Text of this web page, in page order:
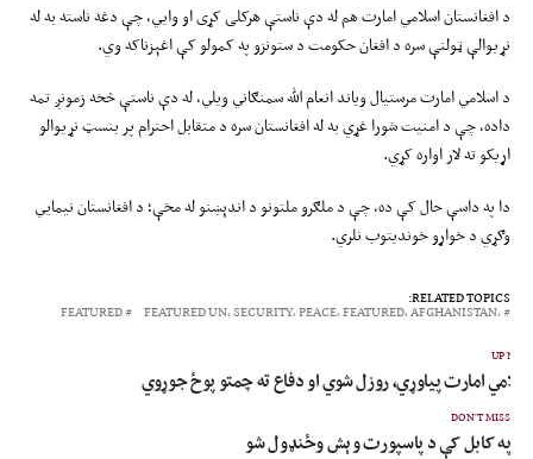
د افغانستان اسلامي امارت هم له دې ناستې هرکلی کړی او وایي، چې دغه ناسته به له
نړیوالې ټولنې سره د افغان حکومت د ستونزو په کمولو کې اغېزناکه وي.
د اسلامي امارت مرستیال ویاند انعام الله سمنګاني ویلي، له دې ناستې څخه زمونږ تمه
داده، چې د امنیت شورا غړي به له افغانستان سره د متقابل احترام پر بنسټ نړیوالو
اړیکو ته لار اواره کړي.
دا په داسې حال کې ده، چې د ملګرو ملتونو د اندېښنو له مخې؛ د افغانستان نیمايي
وګړي د خواړو خوندیتوب نلري.
RELATED TOPICS:
AFGHANISTAN٬ FEATURED٬ PEACE٬ SECURITY٬ UN٬ FEATURED FEATURED
UP
امارت پیاوړي، روزل شوي او دفاع ته چمتو پوځ جوړوي
DON'T MISS
په کابل کې د پاسپورت وېش وځنډول شو